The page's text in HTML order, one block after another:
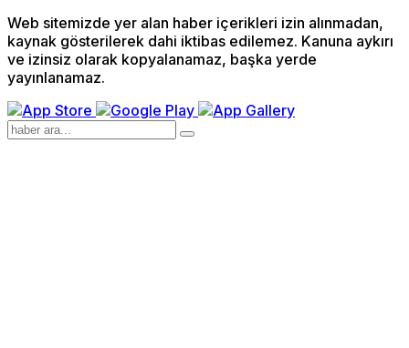
Web sitemizde yer alan haber içerikleri izin alınmadan,
kaynak gösterilerek dahi iktibas edilemez. Kanuna aykırı
ve izinsiz olarak kopyalanamaz, başka yerde
yayınlanamaz.